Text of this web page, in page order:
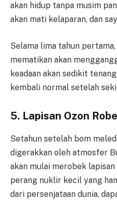
akan hidup tanpa musim
akan mati kelaparan, dan
Selama lima tahun
mematikan akan
keadaan akan sedikit
kembali normal setelah
5. Lapisan Ozon
Setahun setelah bom
digerakkan oleh atmosfer
akan mulai merobek lapisan
perang nuklir kecil yang
dari persenjataan dunia,